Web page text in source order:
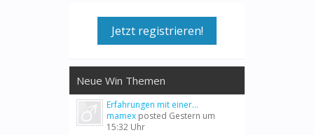
Jetzt registrieren!
Neue Win Themen
Erfahrungen mit einer...
mamex posted Gestern um
15:32 Uhr